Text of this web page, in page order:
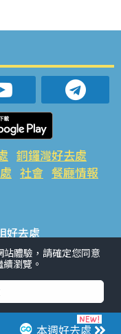
本週好去處
銅鑼灣好去處
社會 餐廳情報
好去處
旺角好去處 社會
社群熱話
#限時搶
體驗，請確定您同意
瀏覽。